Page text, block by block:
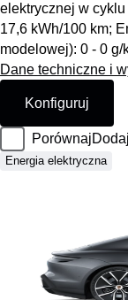
elektrycznej w
17,6 kWh/100 km;
modelowej): 0 - 0 g/
Dane techniczne i
Konfiguruj
Porównaj
Energia elektryczna